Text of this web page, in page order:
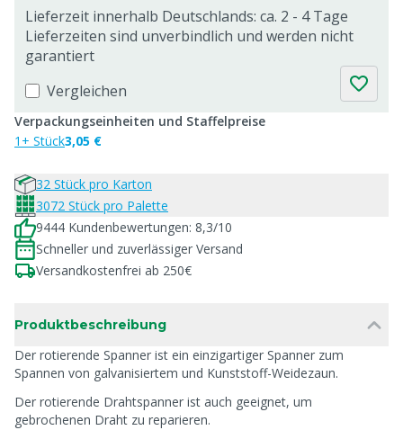
Lieferzeit innerhalb Deutschlands: ca. 2 - 4 Tage
Lieferzeiten sind unverbindlich und werden nicht
garantiert
Vergleichen
Verpackungseinheiten und Staffelpreise
1+ Stück3,05 €
32 Stück pro Karton
3072 Stück pro Palette
9444 Kundenbewertungen: 8,3/10
Schneller und zuverlässiger Versand
Versandkostenfrei ab 250€
Produktbeschreibung
Der rotierende Spanner ist ein einzigartiger Spanner zum
Spannen von galvanisiertem und Kunststoff-Weidezaun.
Der rotierende Drahtspanner ist auch geeignet, um
gebrochenen Draht zu reparieren.